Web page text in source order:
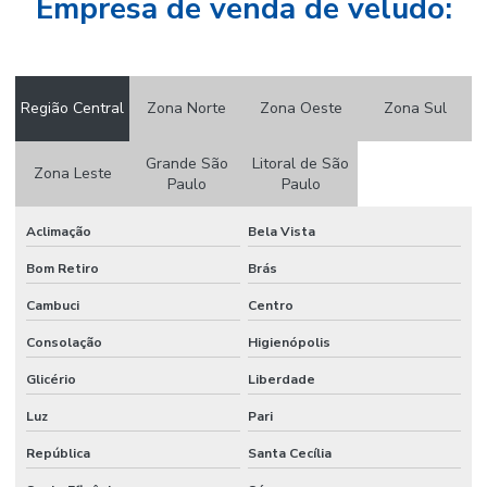
Papel crepom atacado
Papel crepom branco atacado
Papel crepom impermeável
Papel crepom parafinado
Papel crepom parafinado preço
Papel parecido com veludo
Papel seda
Região Central Zona Norte Zona Oeste Zona Sul
Zona Leste
Grande São
Paulo
Litoral de São
Paulo
Aclimação Bela Vista
Bom Retiro Brás
Cambuci Centro
Consolação Higienópolis
Glicério Liberdade
Luz Pari
República Santa Cecília